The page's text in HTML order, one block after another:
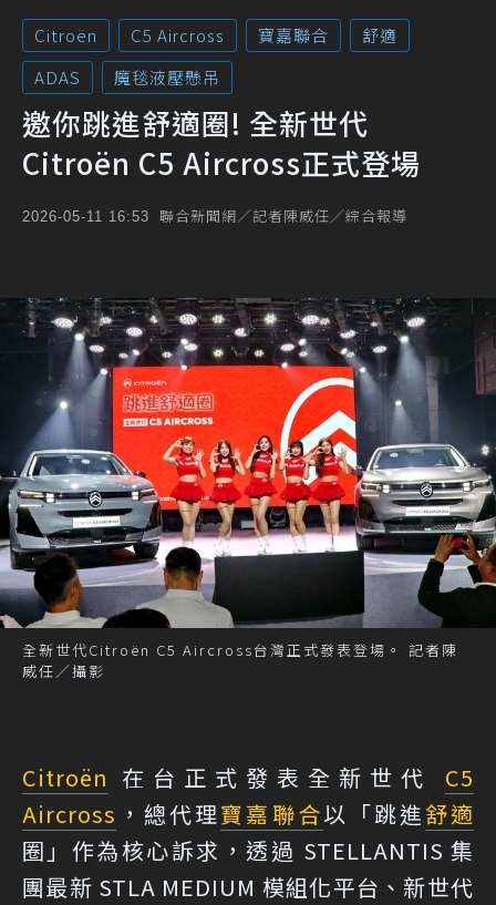
Citroën C5 Aircross 寶嘉聯合
舒適
ADAS
魔毯液壓懸吊
邀你跳進舒適圈! 全新世代
Citroën C5 Aircross正式登場
2026-05-11 16:53 聯合新聞網／記者陳威任／綜合報導
全新世代Citroën C5 Aircross台灣正式發表登場。 記者陳
威任／攝影
Citroën 在台正式發表全新世代 C5
Aircross ，總代理寶嘉聯合以「跳進舒適
圈」作為核心訴求，透過 STELLANTIS 集
團最新 STLA MEDIUM 模組化平台、新世代